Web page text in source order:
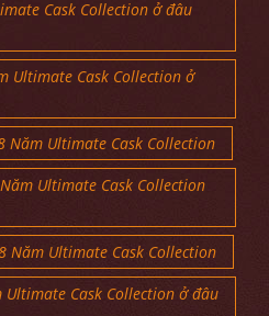
Cask Collection ở đâu
Ultimate Cask Collection ở
Năm Ultimate Cask Collection
Ultimate Cask Collection
Năm Ultimate Cask Collection
Ultimate Cask Collection ở đâu